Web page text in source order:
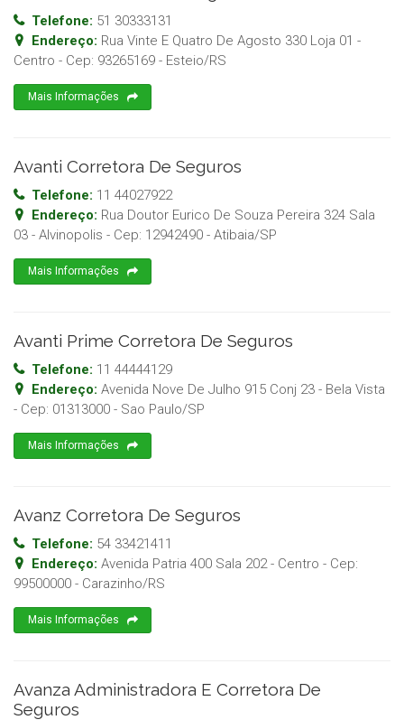
Telefone: 51 30333131
Endereço: Rua Vinte E Quatro De Agosto 330 Loja 01 -
Centro - Cep: 93265169 - Esteio/RS
Mais Informações
Avanti Corretora De Seguros
Telefone: 11 44027922
Endereço: Rua Doutor Eurico De Souza Pereira 324 Sala
03 - Alvinopolis - Cep: 12942490 - Atibaia/SP
Mais Informações
Avanti Prime Corretora De Seguros
Telefone: 11 44444129
Endereço: Avenida Nove De Julho 915 Conj 23 - Bela Vista
- Cep: 01313000 - Sao Paulo/SP
Mais Informações
Avanz Corretora De Seguros
Telefone: 54 33421411
Endereço: Avenida Patria 400 Sala 202 - Centro - Cep:
99500000 - Carazinho/RS
Mais Informações
Avanza Administradora E Corretora De
Seguros